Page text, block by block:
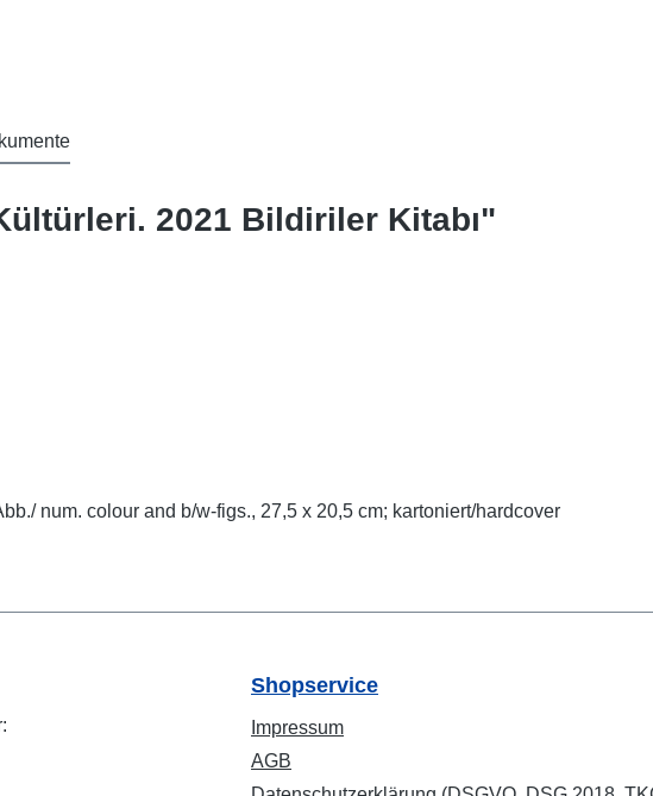
2021 Bildiriler Kitabı"
num. colour and b/w-figs., 27,5 x 20,5 cm; kartoniert/hardcover
Shopservice
Impressum
AGB